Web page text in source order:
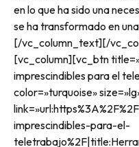
en lo que ha sido una
se ha transformado en
[/vc_column_text][/
[vc_column][vc_btn
imprescindibles para el
color=»turquoise»
imprescindibles-para-el-